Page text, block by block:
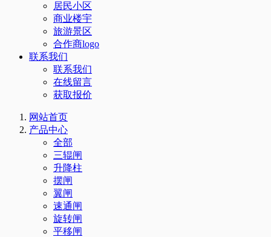
居民小区
商业楼宇
旅游景区
合作商logo
联系我们
联系我们
在线留言
获取报价
网站首页
产品中心
全部
三辊闸
升降柱
摆闸
翼闸
速通闸
旋转闸
平移闸